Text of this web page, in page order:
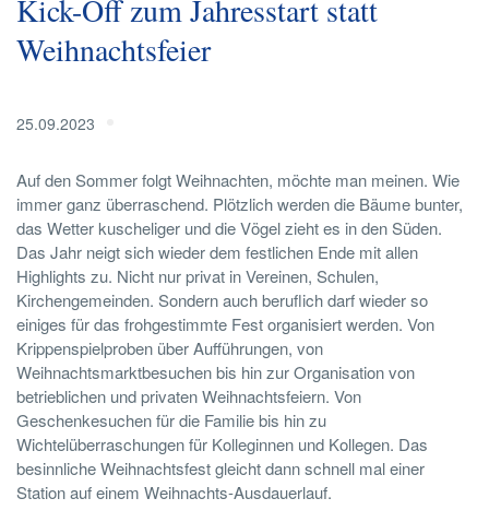
Kick-Off zum Jahresstart statt
Weihnachtsfeier
25.09.2023
Auf den Sommer folgt Weihnachten, möchte man meinen. Wie
immer ganz überraschend. Plötzlich werden die Bäume bunter,
das Wetter kuscheliger und die Vögel zieht es in den Süden.
Das Jahr neigt sich wieder dem festlichen Ende mit allen
Highlights zu. Nicht nur privat in Vereinen, Schulen,
Kirchengemeinden. Sondern auch beruflich darf wieder so
einiges für das frohgestimmte Fest organisiert werden. Von
Krippenspielproben über Aufführungen, von
Weihnachtsmarktbesuchen bis hin zur Organisation von
betrieblichen und privaten Weihnachtsfeiern. Von
Geschenkesuchen für die Familie bis hin zu
Wichtelüberraschungen für Kolleginnen und Kollegen. Das
besinnliche Weihnachtsfest gleicht dann schnell mal einer
Station auf einem Weihnachts-Ausdauerlauf.